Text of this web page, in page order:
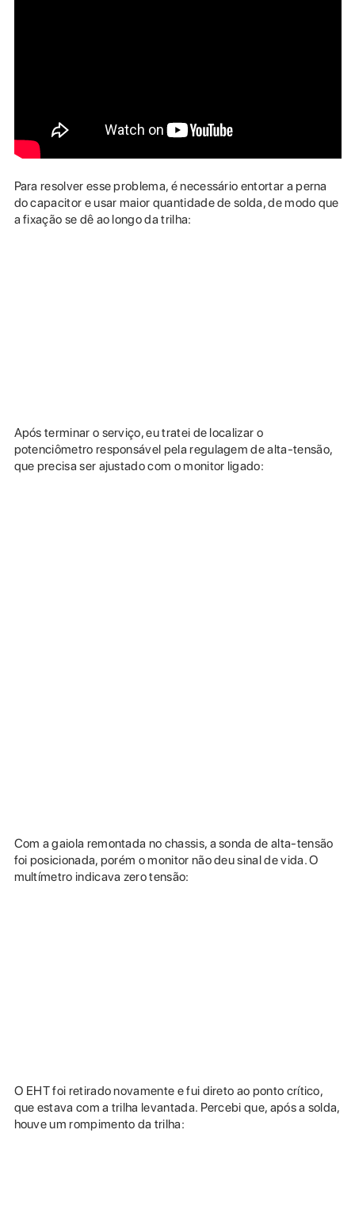
Para resolver esse problema, é necessário entortar a perna
do capacitor e usar maior quantidade de solda, de modo que
a fixação se dê ao longo da trilha:
Após terminar o serviço, eu tratei de localizar o
potenciômetro responsável pela regulagem de alta-tensão,
que precisa ser ajustado com o monitor ligado:
Com a gaiola remontada no chassis, a sonda de alta-tensão
foi posicionada, porém o monitor não deu sinal de vida. O
multímetro indicava zero tensão:
O EHT foi retirado novamente e fui direto ao ponto crítico,
que estava com a trilha levantada. Percebi que, após a solda,
houve um rompimento da trilha: